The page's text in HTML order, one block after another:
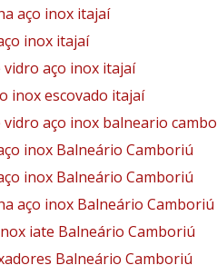
aço inox itajaí
inox itajaí
aço inox itajaí
inox escovado itajaí
aço inox balneario
inox Balneário Camboriú
inox Balneário Camboriú
aço inox Balneário Camboriú
iate Balneário Camboriú
Balneário Camboriú